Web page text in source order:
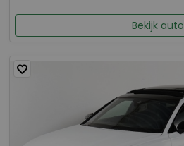
Bekijk auto